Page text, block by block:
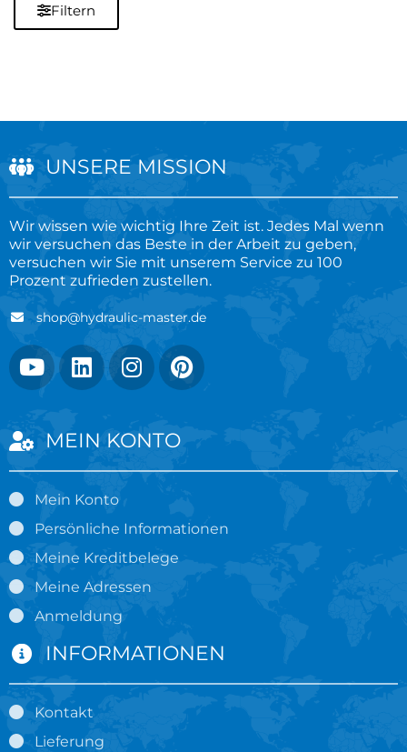
Filtern
UNSERE MISSION
Wir wissen wie wichtig Ihre Zeit ist. Jedes Mal wenn
wir versuchen das Beste in der Arbeit zu geben,
versuchen wir Sie mit unserem Service zu 100
Prozent zufrieden zustellen.
shop@hydraulic-master.de
MEIN KONTO
Mein Konto
Persönliche Informationen
Meine Kreditbelege
Meine Adressen
Anmeldung
INFORMATIONEN
Kontakt
Lieferung